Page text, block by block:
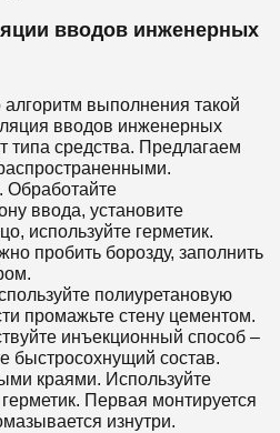
вводов инженерных
выполнения такой
вводов инженерных
типа средства. Предлагаем
Обработайте
ввода, установите
используйте герметик.
пробить борозду, заполнить
полиуретановую
промажьте стену цементом.
инъекционный способ –
быстросохнущий состав.
краями. Используйте
Первая монтируется
изнутри.